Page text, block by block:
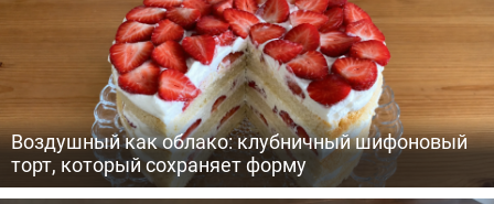
Воздушный как облако: клубничный шифоновый
торт, который сохраняет форму